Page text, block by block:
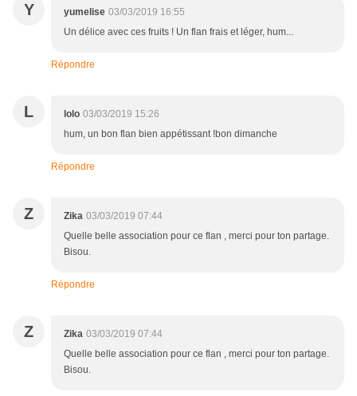
Y yumelise 03/03/2019 16:55
Un délice avec ces fruits ! Un flan frais et léger, hum...
Répondre
L lolo 03/03/2019 15:26
hum, un bon flan bien appétissant !bon dimanche
Répondre
Z Zika 03/03/2019 07:44
Quelle belle association pour ce flan , merci pour ton partage.
Bisou.
Répondre
Z Zika 03/03/2019 07:44
Quelle belle association pour ce flan , merci pour ton partage.
Bisou.